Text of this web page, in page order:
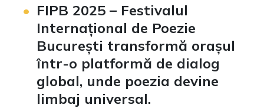
FIPB 2025 – Festivalul
Internațional de Poezie
București transformă orașul
într-o platformă de dialog
global, unde poezia devine
limbaj universal.